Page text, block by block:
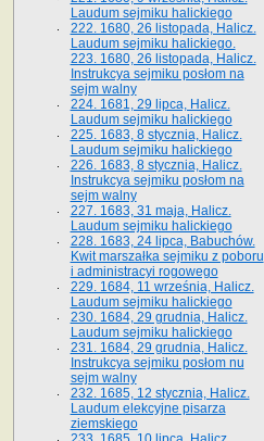
Laudum sejmiku halickiego
222. 1680, 26 listopada, Halicz.
Laudum sejmiku halickiego.
223. 1680, 26 listopada, Halicz.
Instrukcya sejmiku posłom na
sejm walny
224. 1681, 29 lipca, Halicz.
Laudum sejmiku halickiego
225. 1683, 8 stycznia, Halicz.
Laudum sejmiku halickiego
226. 1683, 8 stycznia, Halicz.
Instrukcya sejmiku posłom na
sejm walny
227. 1683, 31 maja, Halicz.
Laudum sejmiku halickiego
228. 1683, 24 lipca, Babuchów.
Kwit marszałka sejmiku z poboru
i administracyi rogowego
229. 1684, 11 września, Halicz.
Laudum sejmiku halickiego
230. 1684, 29 grudnia, Halicz.
Laudum sejmiku halickiego
231. 1684, 29 grudnia, Halicz.
Instrukcya sejmiku posłom nu
sejm walny
232. 1685, 12 stycznia, Halicz.
Laudum elekcyjne pisarza
ziemskiego